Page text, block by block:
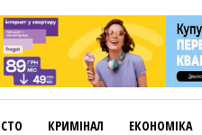
КРИМІНАЛ ЕКОНОМІКА